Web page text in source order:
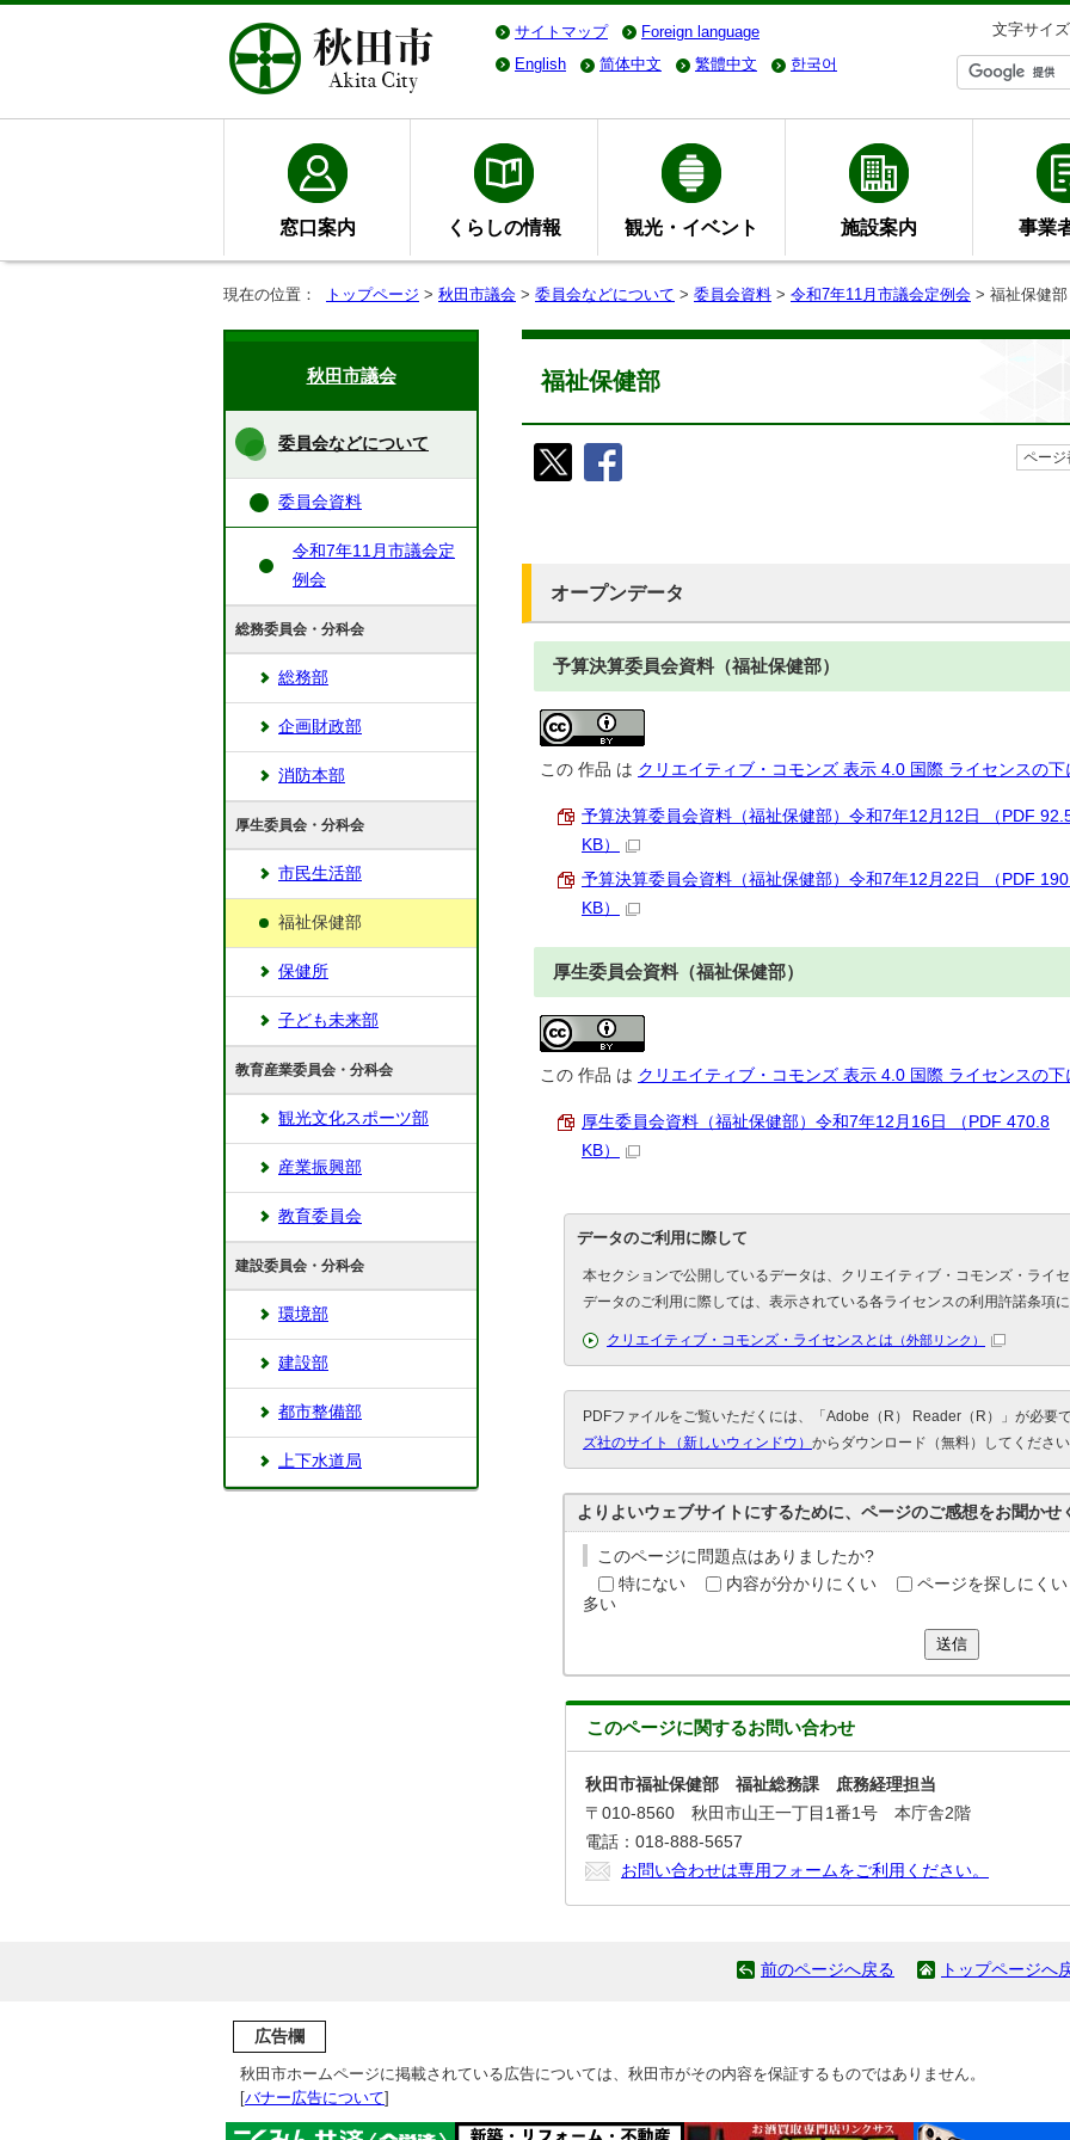
サイトマップ Foreign language 文字サイズ
English
简体中文 繁體中文 한국어
窓口案内 くらしの情報 観光・イベント 施設案内 事業
現在の位置： トップページ > 秋田市議会 > 委員会などについて > 委員会資料 > 令和7年11月市議会定例会 > 福祉保健部
福祉保健部
ペー
オープンデータ
予算決算委員会資料（福祉保健部）
この 作品 は クリエイティブ・コモンズ 表示 4.0 国際 ライセンスの下
予算決算委員会資料（福祉保健部）令和7年12月12日 （PDF
KB）
予算決算委員会資料（福祉保健部）令和7年12月22日 （PDF
KB）
厚生委員会資料（福祉保健部）
この 作品 は クリエイティブ・コモンズ 表示 4.0 国際 ライセンスの下
厚生委員会資料（福祉保健部）令和7年12月16日 （PDF 470.8
KB）
データのご利用に際して
本セクションで公開しているデータは、クリエイティブ・コモンズ・ライ
データのご利用に際しては、表示されている各ライセンスの利用許諾条項に
クリエイティブ・コモンズ・ライセンスとは （外部リンク）
PDFファイルをご覧いただくには、「Adobe（R） Reader（R）」が必要
ズ社のサイト（新しいウィンドウ） からダウンロード（無料）してください
よりよいウェブサイトにするために、ページのご感想をお聞かせ
このページに問題点はありましたか?
特にない
内容が分かりにくい ページを探しにくい
多い
送信
このページに関するお問い合わせ
秋田市福祉保健部 福祉総務課 庶務経理担当
〒010-8560 秋田市山王一丁目1番1号 本庁舎2階
電話：018-888-5657
お問い合わせは専用フォームをご利用ください。
秋田市議会
委員会などについて
委員会資料
令和7年11月市議会定
例会
総務委員会・分科会
総務部
企画財政部
消防本部
厚生委員会・分科会
市民生活部
福祉保健部
保健所
子ども未来部
教育産業委員会・分科会
観光文化スポーツ部
産業振興部
教育委員会
建設委員会・分科会
環境部
建設部
都市整備部
上下水道局
前のページへ戻る トップページへ
広告欄
秋田市ホームページに掲載されている広告については、秋田市がその内容を保証するものではありません。
[バナー広告について]